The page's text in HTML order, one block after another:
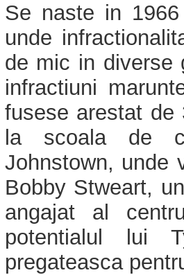
Se naste in
unde
de mic in diverse
infractiuni
fusese arestat de
la scoala de
Johnstown, unde
Bobby Stweart,
angajat al
potentialul
pregateasca